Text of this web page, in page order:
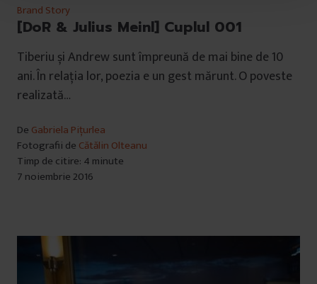
Brand Story
[DoR & Julius Meinl] Cuplul 001
Tiberiu și Andrew sunt împreună de mai bine de 10
ani. În relația lor, poezia e un gest mărunt. O poveste
realizată…
De Gabriela Pițurlea
Fotografii de Cătălin Olteanu
Timp de citire: 4 minute
7 noiembrie 2016